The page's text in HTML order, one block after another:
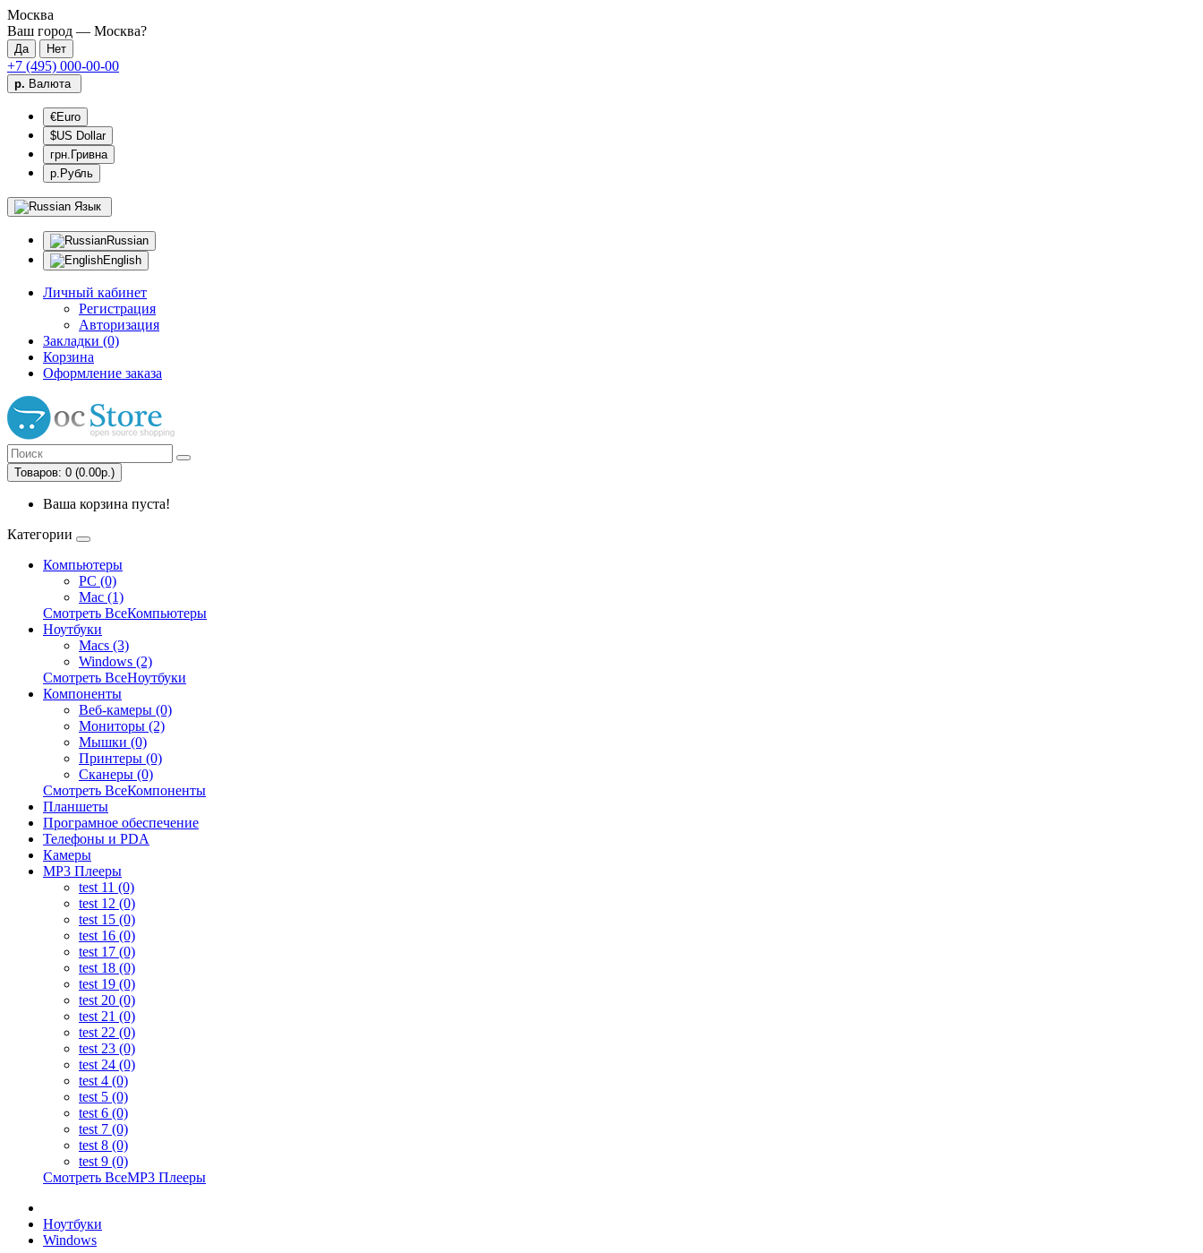
Москва
Ваш город — Москва?
+7 (495) 000-00-00
р. Валюта
€Euro
$US Dollar
грн.Гривна
р.Рубль
Язык
Russian
English
Личный кабинет
Регистрация
Авторизация
Закладки (0)
Корзина
Оформление заказа
Товаров: 0 (0.00р.)
Ваша корзина пуста!
Категории
Компьютеры
PC (0)
Mac (1)
Смотреть ВсеКомпьютеры
Ноутбуки
Macs (3)
Windows (2)
Смотреть ВсеНоутбуки
Компоненты
Веб-камеры (0)
Мониторы (2)
Мышки (0)
Принтеры (0)
Сканеры (0)
Смотреть ВсеКомпоненты
Планшеты
Програмное обеспечение
Телефоны и PDA
Камеры
MP3 Плееры
test 11 (0)
test 12 (0)
test 15 (0)
test 16 (0)
test 17 (0)
test 18 (0)
test 19 (0)
test 20 (0)
test 21 (0)
test 22 (0)
test 23 (0)
test 24 (0)
test 4 (0)
test 5 (0)
test 6 (0)
test 7 (0)
test 8 (0)
test 9 (0)
Смотреть ВсеMP3 Плееры
Ноутбуки
Windows